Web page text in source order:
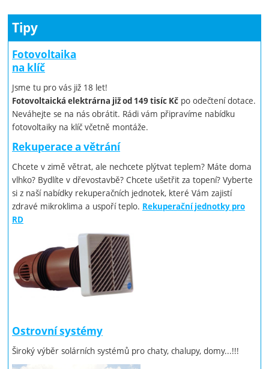
Tipy
Fotovoltaika
na klíč
Jsme tu pro vás již 18 let!
Fotovoltaická elektrárna již od 149 tisíc Kč po odečtení dotace.
Neváhejte se na nás obrátit. Rádi vám připravíme nabídku
fotovoltaiky na klíč včetně montáže.
Rekuperace a větrání
Chcete v zimě větrat, ale nechcete plýtvat teplem? Máte doma
vlhko? Bydlíte v dřevostavbě? Chcete ušetřit za topení? Vyberte
si z naší nabídky rekuperačních jednotek, které Vám zajistí
zdravé mikroklima a uspoří teplo. Rekuperační jednotky pro
RD
Ostrovní systémy
Široký výběr solárních systémů pro chaty, chalupy, domy...!!!